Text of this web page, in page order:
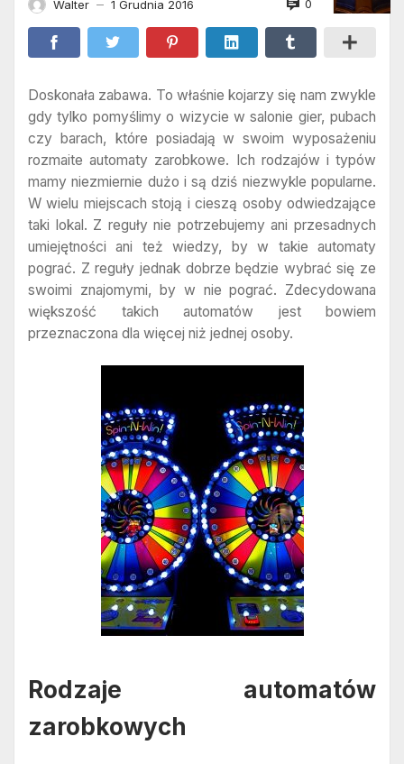
Walter — 1 Grudnia 2016 0
Doskonała zabawa. To właśnie kojarzy się nam zwykle
gdy tylko pomyślimy o wizycie w salonie gier, pubach
czy barach, które posiadają w swoim wyposażeniu
rozmaite automaty zarobkowe. Ich rodzajów i typów
mamy niezmiernie dużo i są dziś niezwykle popularne.
W wielu miejscach stoją i cieszą osoby odwiedzające
taki lokal. Z reguły nie potrzebujemy ani przesadnych
umiejętności ani też wiedzy, by w takie automaty
pograć. Z reguły jednak dobrze będzie wybrać się ze
swoimi znajomymi, by w nie pograć. Zdecydowana
większość takich automatów jest bowiem
przeznaczona dla więcej niż jednej osoby.
Rodzaje automatów
zarobkowych